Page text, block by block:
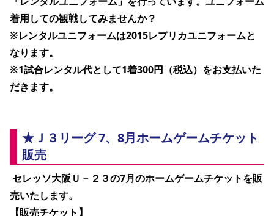
着用しての観戦してみませんか？
※レンタルユニフォームは2015レプリカユニフォームと
なります。
※1試合レンタル代として1着300円（税込）をお支払いた
だきます。
★Ｊ３リーグ 7、8月ホームゲームチケット
販売
売いたします。
【販売チケット】